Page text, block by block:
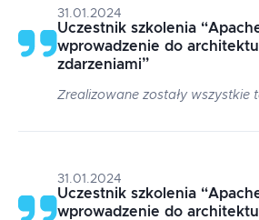
31.01.2024
Uczestnik szkolenia “
wprowadzenie do
zdarzeniami”
Zrealizowane zostały wszystkie
31.01.2024
Uczestnik szkolenia “
wprowadzenie do